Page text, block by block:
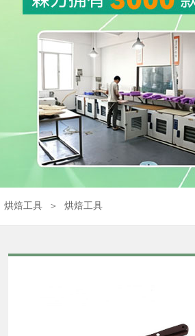
烘焙工具 ＞ 烘焙工具